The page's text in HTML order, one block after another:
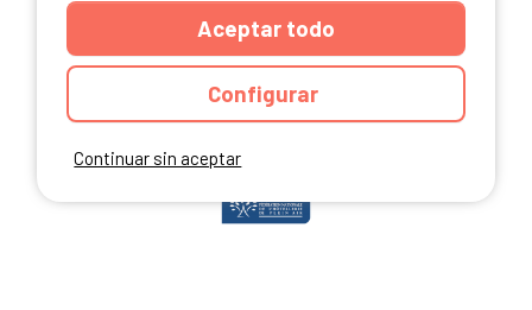
Continuar sin aceptar
Aceptar todo
Configurar